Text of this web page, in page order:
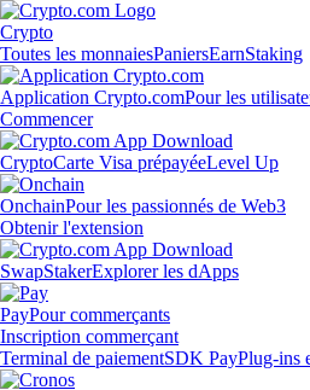
Crypto
Toutes les monnaiesPaniersEarnStaking
Application Crypto.comPour les
Commencer
CryptoCarte Visa prépayéeLevel Up
OnchainPour les passionnés de Web3
Obtenir l'extension
SwapStakerExplorer les dApps
PayPour commerçants
Inscription commerçant
Terminal de paiementSDK PayPlug-ins